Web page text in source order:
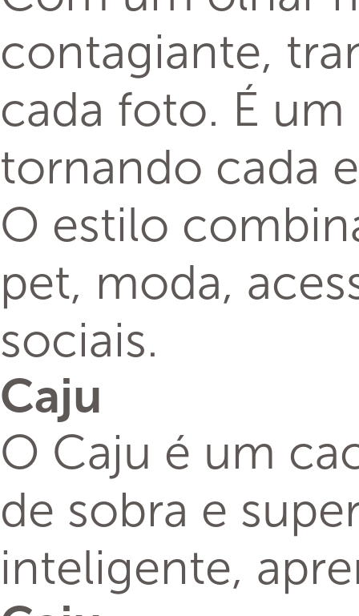
contagiante,
cada foto. É
tornando cada
O estilo
pet, moda,
sociais.
Caju
O Caju é um
de sobra e
inteligente,